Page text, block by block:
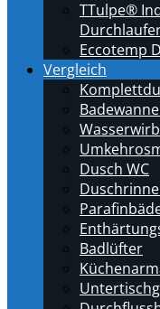
TTulpe®
Eccotemp
Vergleich
Dusch WC
Badlüfter